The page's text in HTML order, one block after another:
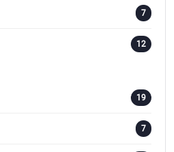
7
12
19
7